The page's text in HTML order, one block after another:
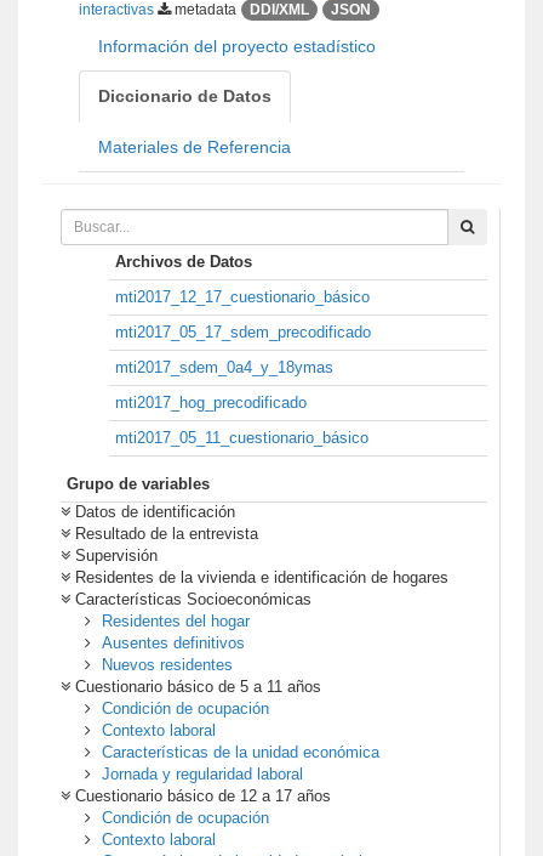
interactivas
metadata DDI/XML JSON
Información del proyecto estadístico
Diccionario de Datos
Materiales de Referencia
Archivos de Datos
mti2017_12_17_cuestionario_básico
mti2017_05_17_sdem_precodificado
mti2017_sdem_0a4_y_18ymas
mti2017_hog_precodificado
mti2017_05_11_cuestionario_básico
Grupo de variables
Datos de identificación
Resultado de la entrevista
Supervisión
Residentes de la vivienda e identificación de hogares
Características Socioeconómicas
Residentes del hogar
Ausentes definitivos
Nuevos residentes
Cuestionario básico de 5 a 11 años
Condición de ocupación
Contexto laboral
Características de la unidad económica
Jornada y regularidad laboral
Cuestionario básico de 12 a 17 años
Condición de ocupación
Contexto laboral